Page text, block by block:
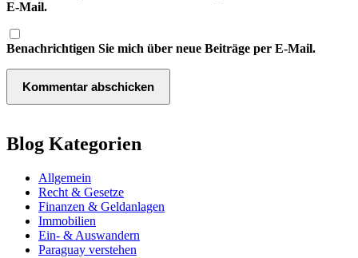
E-Mail.
Benachrichtigen Sie mich über neue Beiträge per E-Mail.
Blog Kategorien
Allgemein
Recht & Gesetze
Finanzen & Geldanlagen
Immobilien
Ein- & Auswandern
Paraguay verstehen